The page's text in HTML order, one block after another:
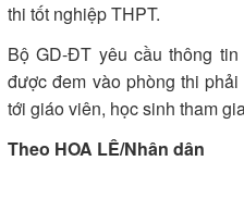
thi tốt nghiệp THPT.
Bộ GD-ĐT yêu cầu thông
được đem vào phòng thi
tới giáo viên, học sinh tham
Theo HOA LÊ/Nhân dân